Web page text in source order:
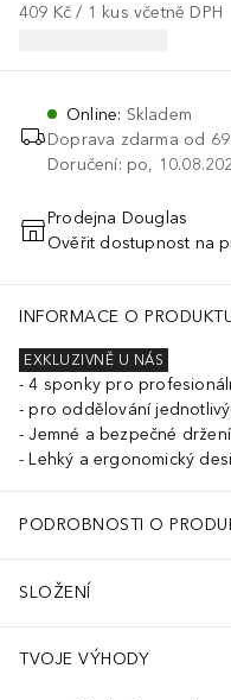
409 Kč / 1 kus včetně DPH
Online: Skladem
Doprava zdarma od
Doručení: po,
Prodejna Douglas
Ověřit dostupnost na
INFORMACE O
EXKLUZIVNĚ U NÁS
4 sponky pro
pro oddělování
Jemné a bezpečné
Lehký a ergonomický
PODROBNOSTI O
SLOŽENÍ
TVOJE VÝHODY